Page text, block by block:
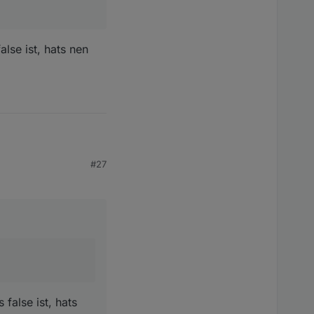
ist, hats nen
nen Kopf...Du
#27
false ist, hats